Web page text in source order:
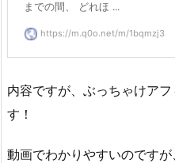
までの間、 どれほ ...
https://m.q0o.net/m/1bqmzj3
内容ですが、ぶっちゃけア
す！
動画でわかりやすいのです